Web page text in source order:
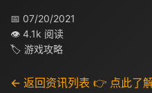
📅 07/20/2021
👁 4.1k 阅读
🏷 游戏攻略
← 返回资讯列表 👉 点此了